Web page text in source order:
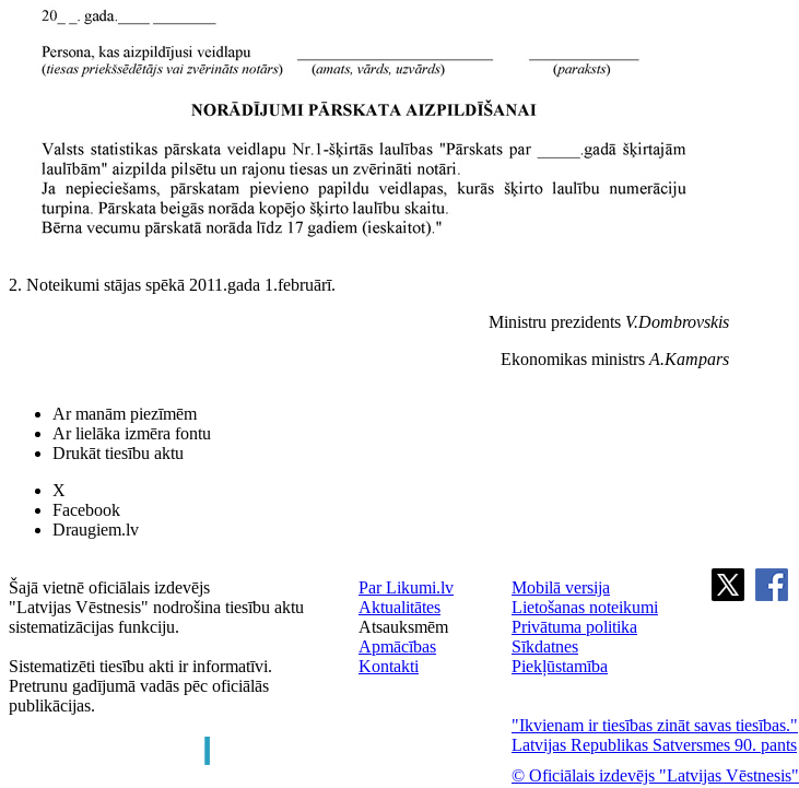
2. Noteikumi stājas spēkā 2011.gada 1.februārī.
Ministru prezidents V.Dombrovskis
Ekonomikas ministrs A.Kampars
Ar manām piezīmēm
Ar lielāka izmēra fontu
Drukāt tiesību aktu
X
Facebook
Draugiem.lv
Šajā vietnē oficiālais izdevējs
"Latvijas Vēstnesis" nodrošina tiesību aktu
sistematizācijas funkciju.
Sistematizēti tiesību akti ir informatīvi.
Pretrunu gadījumā vadās pēc oficiālās
publikācijas.
Par Likumi.lv
Aktualitātes
Atsauksmēm
Apmācības
Kontakti
Mobilā versija
Lietošanas noteikumi
Privātuma politika
Sīkdatnes
Piekļūstamība
"Ikvienam ir tiesības zināt savas tiesības."
Latvijas Republikas Satversmes 90. pants
© Oficiālais izdevējs "Latvijas Vēstnesis"